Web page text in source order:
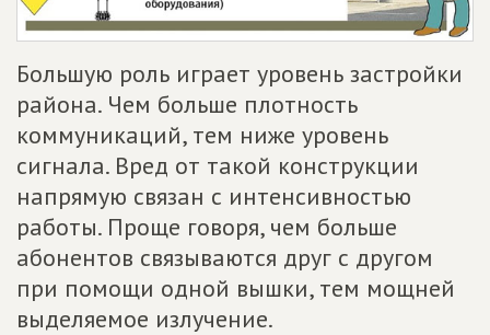
Большую роль играет уровень застройки
района. Чем больше плотность
коммуникаций, тем ниже уровень
сигнала. Вред от такой конструкции
напрямую связан с интенсивностью
работы. Проще говоря, чем больше
абонентов связываются друг с другом
при помощи одной вышки, тем мощней
выделяемое излучение.